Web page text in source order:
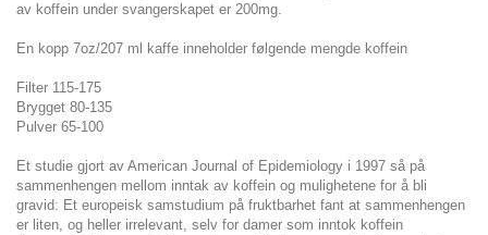
av koffein under svangerskapet er 200mg.
En kopp 7oz/207 ml kaffe inneholder følgende mengde koffein
Filter 115-175
Brygget 80-135
Pulver 65-100
Et studie gjort av American Journal of Epidemiology i 1997 så på
sammenhengen mellom inntak av koffein og mulighetene for å bli
gravid: Et europeisk samstudium på fruktbarhet fant at sammenhengen
er liten, og heller irrelevant, selv for damer som inntok koffein